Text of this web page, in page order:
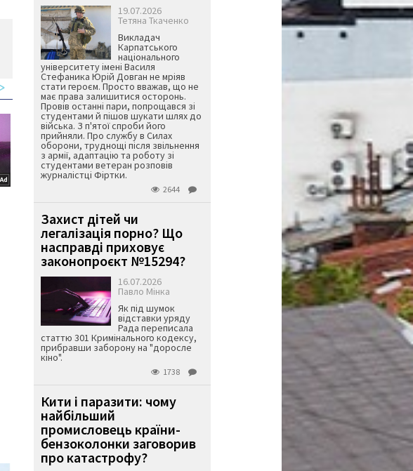
19.07.2026
Тетяна Ткаченко
Викладач
Карпатського
національного
університету імені Василя
Стефаника Юрій Довган не мріяв
стати героєм. Просто вважав, що не
має права залишитися осторонь.
Провів останні пари, попрощався зі
студентами й пішов шукати шлях до
війська. З п'ятої спроби його
прийняли. Про службу в Силах
оборони, труднощі після звільнення
з армії, адаптацію та роботу зі
студентами ветеран розповів
журналістці Фіртки.
2644
Захист дітей чи
легалізація порно? Що
насправді приховує
законопроєкт №15294?
16.07.2026
Павло Мінка
Як під шумок
відставки уряду
Рада переписала
статтю 301 Кримінального кодексу,
прибравши заборону на "доросле
кіно".
1738
Кити і паразити: чому
найбільший
промисловець країни-
бензоколонки заговорив
про катастрофу?